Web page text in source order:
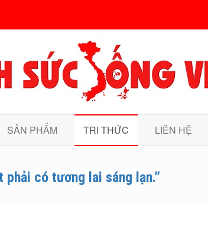
SẢN PHẨM TRI THỨC LIÊN HỆ
phải có tương lai sáng lạn.”